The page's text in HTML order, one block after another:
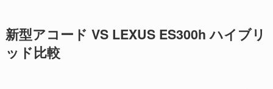
新型アコード VS LEXUS ES300h ハイブリ
ッド比較